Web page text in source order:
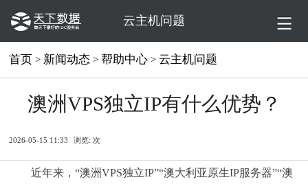
云主机问题
首页 > 新闻动态 >帮助中心 > 云主机问题
澳洲VPS独立IP有什么优势？
2026-05-15 11:33 浏览: 次
近年来，“澳洲VPS独立IP”“澳大利亚原生IP服务器”“澳